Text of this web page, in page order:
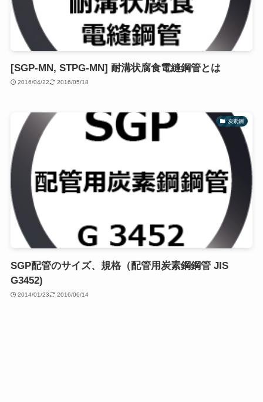
[SGP-MN, STPG-MN] 耐溝状腐食電縫鋼管とは
2016/04/22 2016/05/18
炭素鋼
SGP配管のサイズ、規格（配管用炭素鋼鋼管 JIS
G3452)
2014/01/23 2016/06/14